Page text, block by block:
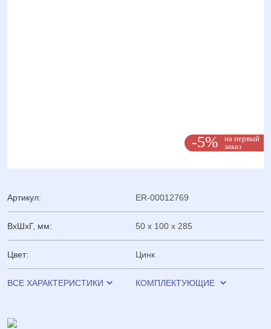
-5%
на первый
заказ
Артикул: ER-00012769
ВхШхГ, мм: 50 x 100 x 285
Цвет: Цинк
ВСЕ ХАРАКТЕРИСТИКИ КОМПЛЕКТУЮЩИЕ